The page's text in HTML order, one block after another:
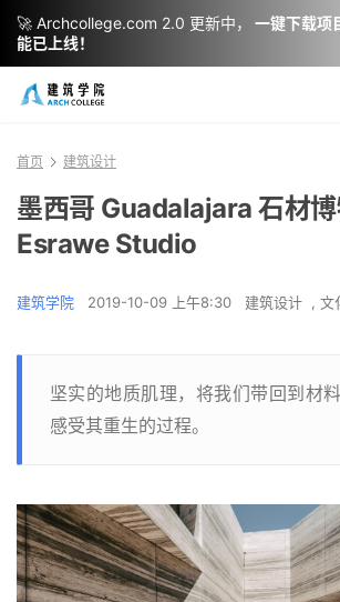
首页 建筑设计
墨西哥 Guadalajara 石材
Esrawe Studio
建筑学院 2019-10-09 上午8:30 建筑设计 , 文
坚实的地质肌理，将我们带回到材料
感受其重生的过程。
🚀 Archcollege.com 2.0 更新中，
一键下载项
能已上线！